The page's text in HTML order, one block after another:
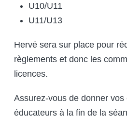
U10/U11
U11/U13
Hervé sera sur place pour
règlements et donc les
licences.
Assurez-vous de donner
éducateurs à la fin de la